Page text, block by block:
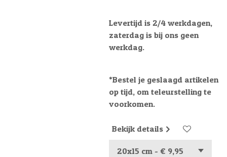
Levertijd is 2/4 werkdagen,
zaterdag is bij ons geen
werkdag.
*Bestel je geslaagd artikelen
op tijd, om teleurstelling te
voorkomen.
Bekijk details